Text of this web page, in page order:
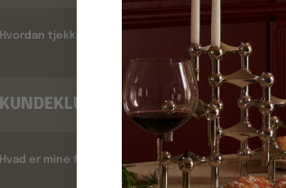
Hvordan tjekker jeg leveringstid ?
KUNDEKLUB
Hvad er mine fordele ?